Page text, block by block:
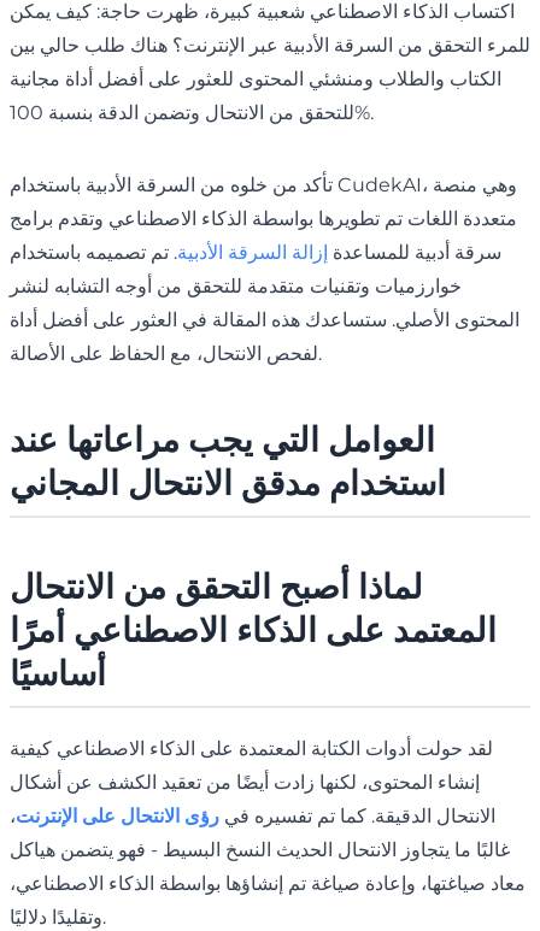
اكتساب الذكاء الاصطناعي شعبية كبيرة، ظهرت حاجة: كيف يمكن
للمرء التحقق من السرقة الأدبية عبر الإنترنت؟ هناك طلب حالي بين
الكتاب والطلاب ومنشئي المحتوى للعثور على أفضل أداة مجانية
للتحقق من الانتحال وتضمن الدقة بنسبة 100%.
تأكد من خلوه من السرقة الأدبية باستخدام CudekAI، وهي منصة
متعددة اللغات تم تطويرها بواسطة الذكاء الاصطناعي وتقدم برامج
سرقة أدبية للمساعدة إزالة السرقة الأدبية. تم تصميمه باستخدام
خوارزميات وتقنيات متقدمة للتحقق من أوجه التشابه لنشر
المحتوى الأصلي. ستساعدك هذه المقالة في العثور على أفضل أداة
لفحص الانتحال، مع الحفاظ على الأصالة.
العوامل التي يجب مراعاتها عند
استخدام مدقق الانتحال المجاني
لماذا أصبح التحقق من الانتحال
المعتمد على الذكاء الاصطناعي أمرًا
أساسيًا
لقد حولت أدوات الكتابة المعتمدة على الذكاء الاصطناعي كيفية
إنشاء المحتوى، لكنها زادت أيضًا من تعقيد الكشف عن أشكال
الانتحال الدقيقة. كما تم تفسيره في رؤى الانتحال على الإنترنت،
غالبًا ما يتجاوز الانتحال الحديث النسخ البسيط - فهو يتضمن هياكل
معاد صياغتها، وإعادة صياغة تم إنشاؤها بواسطة الذكاء الاصطناعي،
وتقليدًا دلاليًا.